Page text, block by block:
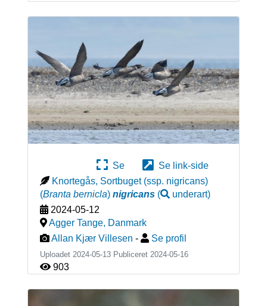
Se
Se link-side
Knortegås, Sortbuget (ssp. nigricans)
(Branta bernicla) nigricans( underart)
2024-05-12
Agger Tange, Danmark
Allan Kjær Villesen - Se profil
Uploadet 2024-05-13 Publiceret 2024-05-16
903